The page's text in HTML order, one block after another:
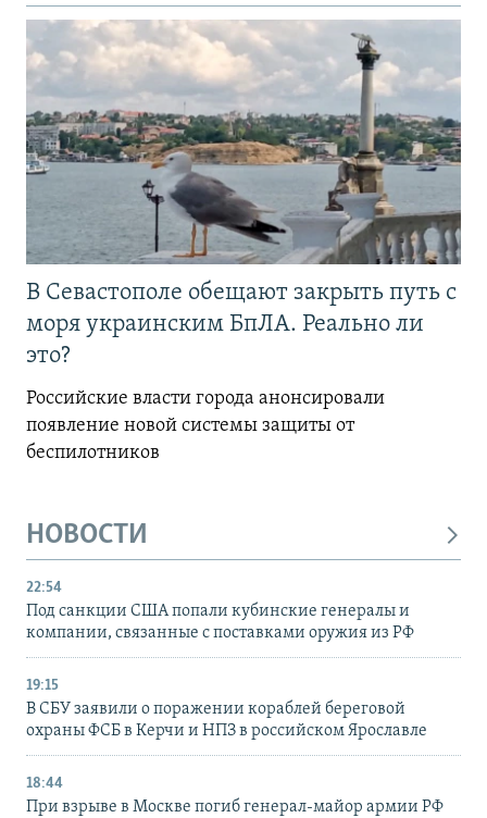
В Севастополе обещают закрыть путь с
моря украинским БпЛА. Реально ли
это?
Российские власти города анонсировали
появление новой системы защиты от
беспилотников
НОВОСТИ
22:54
Под санкции США попали кубинские генералы и
компании, связанные с поставками оружия из РФ
19:15
В СБУ заявили о поражении кораблей береговой
охраны ФСБ в Керчи и НПЗ в российском Ярославле
18:44
При взрыве в Москве погиб генерал-майор армии РФ